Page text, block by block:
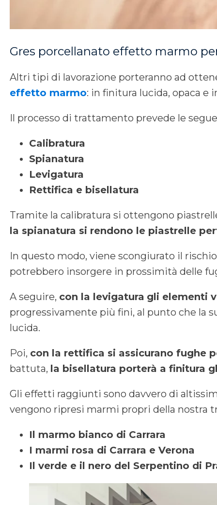
Gres porcellanato effetto marmo
Altri tipi di lavorazione porteranno ad
effetto marmo: in finitura lucida, opaca e
Il processo di trattamento prevede le
Calibratura
Spianatura
Levigatura
Rettifica e bisellatura
Tramite la calibratura si ottengono
la spianatura si rendono le piastrelle
In questo modo, viene scongiurato il
potrebbero insorgere in prossimità delle
A seguire, con la levigatura gli elementi
progressivamente più fini, al punto che la
lucida.
Poi, con la rettifica si assicurano fughe
battuta, la bisellatura porterà a finitura
Gli effetti raggiunti sono davvero di
vengono ripresi marmi propri della nostra
Il marmo bianco di Carrara
I marmi rosa di Carrara e Verona
Il verde e il nero del Serpentino di